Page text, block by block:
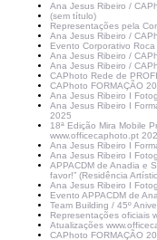
Ana Jesus Ribeiro /
(sem título)
Representações pela
Ana Jesus Ribeiro /
Evento Corporativo Roca
Ana Jesus Ribeiro /
Ana Jesus Ribeiro /
CAPhoto Rede de
CAPhoto FORMAÇÃO
Ana Jesus Ribeiro I
Ana Jesus Ribeiro I
2025
18ª Edição Mira Mobile
www.officecaphoto.pt
Ana Jesus Ribeiro I
Ana Jesus Ribeiro I
APPACDM de Anadia e
favor!” (Residência
Ana Jesus Ribeiro I
Evento APPACDM de
Team Building / 45º
Representações oficiais
Atualizações
CAPhoto FORMAÇÃO